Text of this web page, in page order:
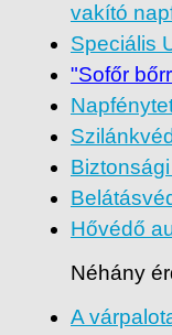
vakító
Speciális
"Sofőr
Hővédő
Néhány
A